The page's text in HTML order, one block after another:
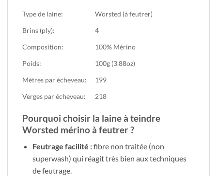
Type de laine:
Worsted (à feutrer)
Brins (ply):
4
Composition:
100% Mérino
Poids:
100g (3.88oz)
Mètres par écheveau:
199
Verges par écheveau:
218
Pourquoi choisir la laine à teindre
Worsted mérino à feutrer ?
Feutrage facilité :fibre non traitée (non
superwash) qui réagit très bien aux techniques
de feutrage.